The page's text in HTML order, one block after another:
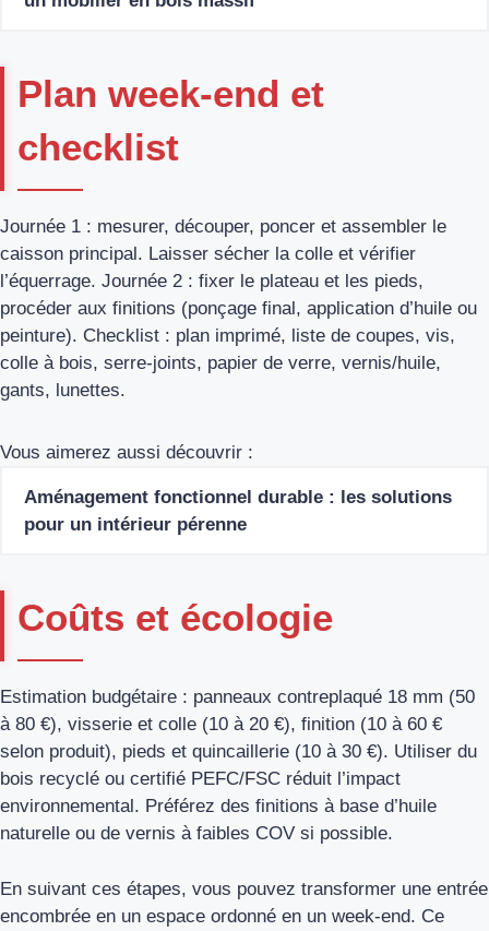
Plan week-end et
checklist
Journée 1 : mesurer, découper, poncer et assembler le
caisson principal. Laisser sécher la colle et vérifier
l’équerrage. Journée 2 : fixer le plateau et les pieds,
procéder aux finitions (ponçage final, application d’huile ou
peinture). Checklist : plan imprimé, liste de coupes, vis,
colle à bois, serre-joints, papier de verre, vernis/huile,
gants, lunettes.
Vous aimerez aussi découvrir :
Aménagement fonctionnel durable : les solutions
pour un intérieur pérenne
Coûts et écologie
Estimation budgétaire : panneaux contreplaqué 18 mm (50
à 80 €), visserie et colle (10 à 20 €), finition (10 à 60 €
selon produit), pieds et quincaillerie (10 à 30 €). Utiliser du
bois recyclé ou certifié PEFC/FSC réduit l’impact
environnemental. Préférez des finitions à base d’huile
naturelle ou de vernis à faibles COV si possible.
En suivant ces étapes, vous pouvez transformer une entrée
encombrée en un espace ordonné en un week-end. Ce